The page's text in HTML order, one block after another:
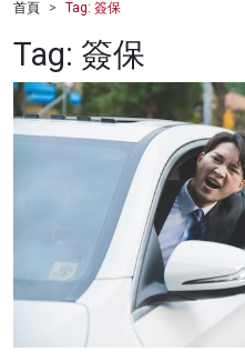
健康
商業
名家榜
灼見活動
首頁 Tag: 簽保
Tag: 簽保